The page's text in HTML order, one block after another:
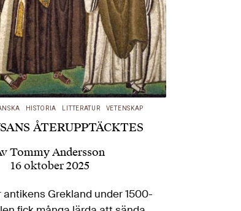
HISTORIA LITTERATUR VETENSKAP
ÅTERUPPTÄCKTES
Tommy Andersson
16 oktober 2025
Grekland under 1500-